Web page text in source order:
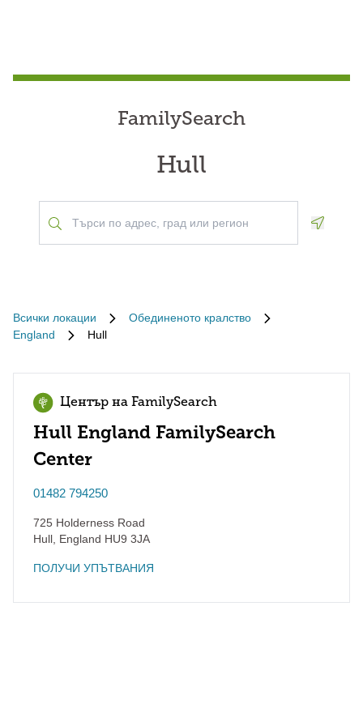
FamilySearch
Hull
Всички локации
Обединеното кралство
England
Hull
Център на FamilySearch
Hull England FamilySearch
Center
01482 794250
725 Holderness Road
Hull England HU9 3JA
ПОЛУЧИ УПЪТВАНИЯ